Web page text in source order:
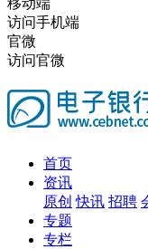
移动端
访问手机端
官微
访问官微
首页
资讯
原创 快讯 招聘
专题
专栏